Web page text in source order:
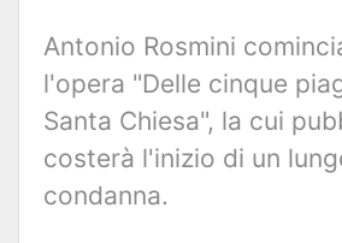
Antonio Rosmini
l'opera "Delle cinque
Santa Chiesa", la cui
costerà l'inizio di un
condanna.